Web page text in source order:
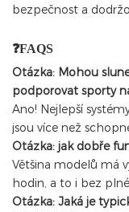
bezpečnost a
❓FAQS
Otázka: Mohou
podporovat sporty
Ano! Nejlepší
jsou více než
Otázka: jak dobře
Většina modelů má
hodin, a to i bez
Otázka: Jaká je